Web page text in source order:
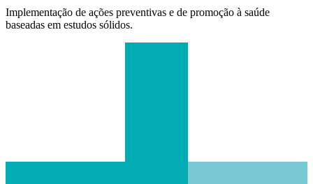
Implementação de ações preventivas e de promoção à saúde
baseadas em estudos sólidos.